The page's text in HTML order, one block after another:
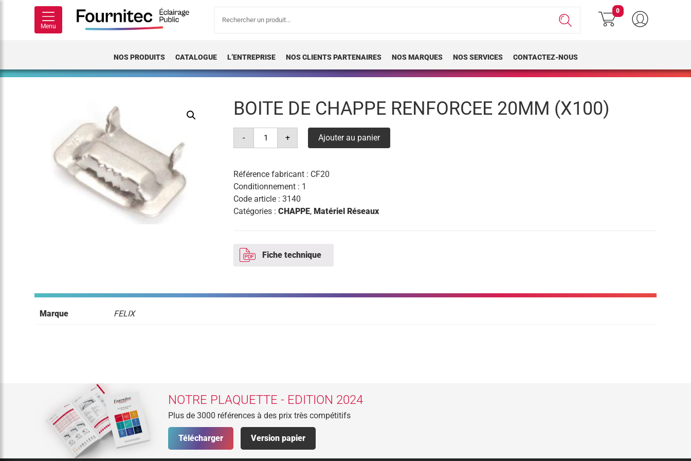
Menu
pour :
0
NOS PRODUITS CATALOGUE L’ENTREPRISE NOS CLIENTS PARTENAIRES NOS MARQUES NOS SERVICES CONTACTEZ-NOUS
BOITE DE CHAPPE RENFORCEE 20MM (X100)
-
quantité
boite
renforcee
20mm
(x100)
+ Ajouter au panier
Référence fabricant : CF20
Conditionnement : 1
Code article :3140
Catégories :CHAPPE,Matériel Réseaux
Fiche technique
Marque FELIX
NOTRE PLAQUETTE - EDITION 2024
Plus de 3000 références à des prix très compétitifs
Télécharger Version papier